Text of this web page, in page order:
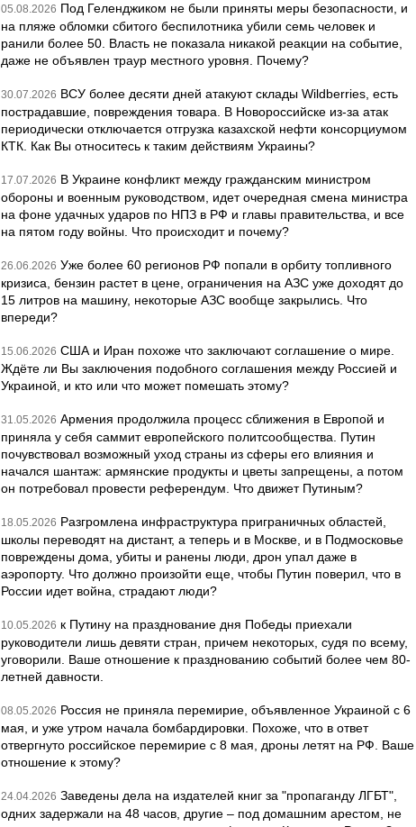
05.08.2026 Под Геленджиком не были приняты меры безопасности, и
на пляже обломки сбитого беспилотника убили семь человек и
ранили более 50. Власть не показала никакой реакции на событие,
даже не объявлен траур местного уровня. Почему?
30.07.2026 ВСУ более десяти дней атакуют склады Wildberries, есть
пострадавшие, повреждения товара. В Новороссийске из-за атак
периодически отключается отгрузка казахской нефти консорциумом
КТК. Как Вы относитесь к таким действиям Украины?
17.07.2026 В Украине конфликт между гражданским министром
обороны и военным руководством, идет очередная смена министра
на фоне удачных ударов по НПЗ в РФ и главы правительства, и все
на пятом году войны. Что происходит и почему?
26.06.2026 Уже более 60 регионов РФ попали в орбиту топливного
кризиса, бензин растет в цене, ограничения на АЗС уже доходят до
15 литров на машину, некоторые АЗС вообще закрылись. Что
впереди?
15.06.2026 США и Иран похоже что заключают соглашение о мире.
Ждёте ли Вы заключения подобного соглашения между Россией и
Украиной, и кто или что может помешать этому?
31.05.2026 Армения продолжила процесс сближения в Европой и
приняла у себя саммит европейского политсообщества. Путин
почувствовал возможный уход страны из сферы его влияния и
начался шантаж: армянские продукты и цветы запрещены, а потом
он потребовал провести референдум. Что движет Путиным?
18.05.2026 Разгромлена инфраструктура приграничных областей,
школы переводят на дистант, а теперь и в Москве, и в Подмосковье
повреждены дома, убиты и ранены люди, дрон упал даже в
аэропорту. Что должно произойти еще, чтобы Путин поверил, что в
России идет война, страдают люди?
10.05.2026 к Путину на празднование дня Победы приехали
руководители лишь девяти стран, причем некоторых, судя по всему,
уговорили. Ваше отношение к празднованию событий более чем 80-
летней давности.
08.05.2026 Россия не приняла перемирие, объявленное Украиной с 6
мая, и уже утром начала бомбардировки. Похоже, что в ответ
отвергнуто российское перемирие с 8 мая, дроны летят на РФ. Ваше
отношение к этому?
24.04.2026 Заведены дела на издателей книг за "пропаганду ЛГБТ",
одних задержали на 48 часов, другие – под домашним арестом, не